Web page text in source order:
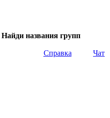
Найди названия групп
Справка Чат